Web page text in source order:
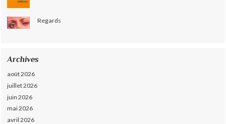
Regards
Archives
août 2026
juillet 2026
juin 2026
mai 2026
avril 2026